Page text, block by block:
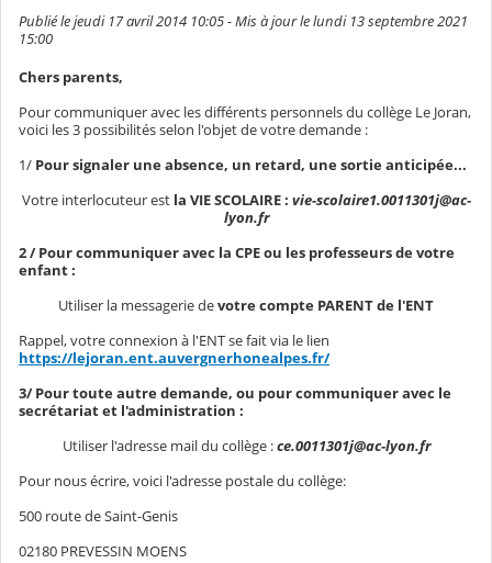
Publié le jeudi 17 avril 2014 10:05 - Mis à jour le lundi 13 septembre 2021
15:00
Chers parents,
Pour communiquer avec les différents personnels du collège Le Joran,
voici les 3 possibilités selon l'objet de votre demande :
1/ Pour signaler une absence, un retard, une sortie anticipée...
Votre interlocuteur estla VIE SCOLAIRE : vie-scolaire1.0011301j@ac-
lyon.fr
2 / Pour communiquer avec la CPE ou les professeurs de votre
enfant :
Utiliser la messagerie devotre compte PARENT de l'ENT
Rappel, votre connexion à l'ENT se fait via le lien
https://lejoran.ent.auvergnerhonealpes.fr/
3/ Pour toute autre demande, ou pour communiquer avec le
secrétariat et l'administration :
Utiliser l'adresse mail du collège :ce.0011301j@ac-lyon.fr
Pour nous écrire, voici l'adresse postale du collège:
500 route de Saint-Genis
02180 PREVESSIN MOENS